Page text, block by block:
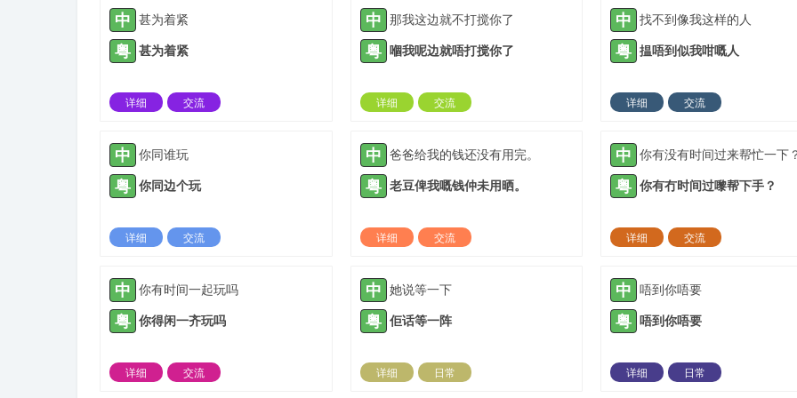
中 甚为着紧
粤 甚为着紧
详细
交流
中 那我这边就不打搅你了
粤 嗰我呢边就唔打搅你了
详细
交流
中 找不到像我这样的人
粤 揾唔到似我咁嘅人
详细
交流
中 你同谁玩
粤 你同边个玩
详细
交流
中 爸爸给我的钱还没有用完。
粤 老豆俾我嘅钱仲未用晒。
详细
交流
中 你有没有时间过来帮忙一下
粤 你有冇时间过嚟帮下手？
详细
交流
中 你有时间一起玩吗
粤 你得闲一齐玩吗
详细
交流
中 她说等一下
粤 佢话等一阵
详细
日常
中 唔到你唔要
粤 唔到你唔要
详细
日常